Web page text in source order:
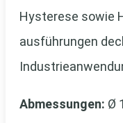
Hysterese sowie
ausführungen
Abmessungen: Ø